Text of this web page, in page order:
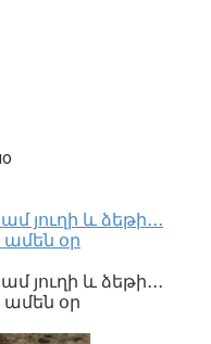
յուղի և ձեթի․․․
օր
յուղի և ձեթի․․․
օր